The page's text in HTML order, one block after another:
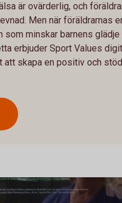
är ovärderlig, och
Men när föräldrarnas
minskar barnens glädje
erbjuder Sport Values
att skapa en positiv och